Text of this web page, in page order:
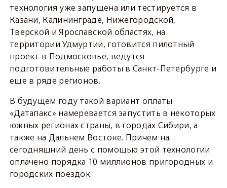
технология уже запущена или тестируется в
Казани, Калининграде, Нижегородской,
Тверской и Ярославской областях, на
территории Удмуртии, готовится пилотный
проект в Подмосковье, ведутся
подготовительные работы в Санкт-Петербурге и
еще в ряде регионов.
В будущем году такой вариант оплаты
«Датапакс» намеревается запустить в некоторых
южных регионах страны, в городах Сибири, а
также на Дальнем Востоке. Причем на
сегодняшний день с помощью этой технологии
оплачено порядка 10 миллионов пригородных и
городских поездок.